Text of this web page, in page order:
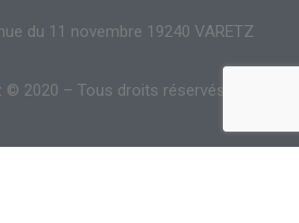
du 11 novembre 19240 VARETZ
© 2020 – Tous droits réservés